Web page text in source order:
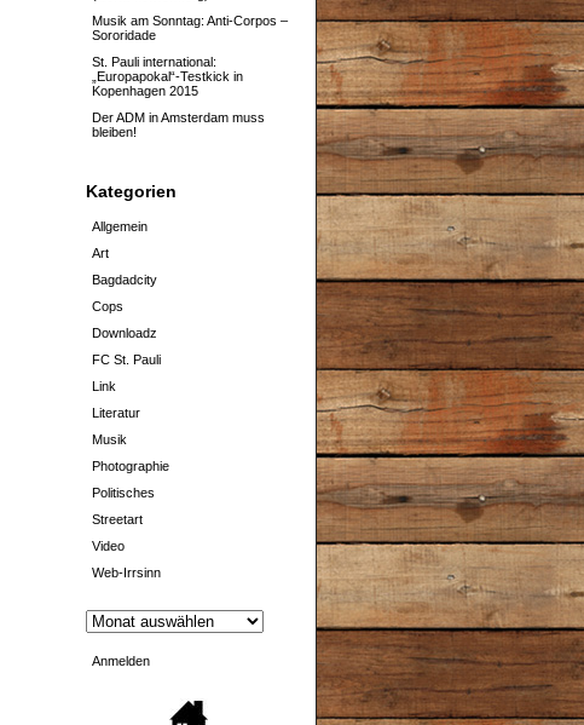
Musik am Sonntag: Anti-Corpos –
Sororidade
St. Pauli international:
„Europapokal“-Testkick in
Kopenhagen 2015
Der ADM in Amsterdam muss
bleiben!
Kategorien
Allgemein
Art
Bagdadcity
Cops
Downloadz
FC St. Pauli
Link
Literatur
Musik
Photographie
Politisches
Streetart
Video
Web-Irrsinn
Anmelden